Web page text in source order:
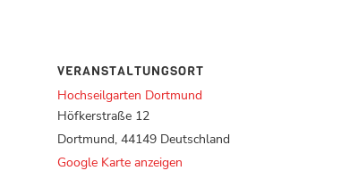
VERANSTALTUNGSORT
Hochseilgarten Dortmund
Höfkerstraße 12
Dortmund, 44149 Deutschland
Google Karte anzeigen